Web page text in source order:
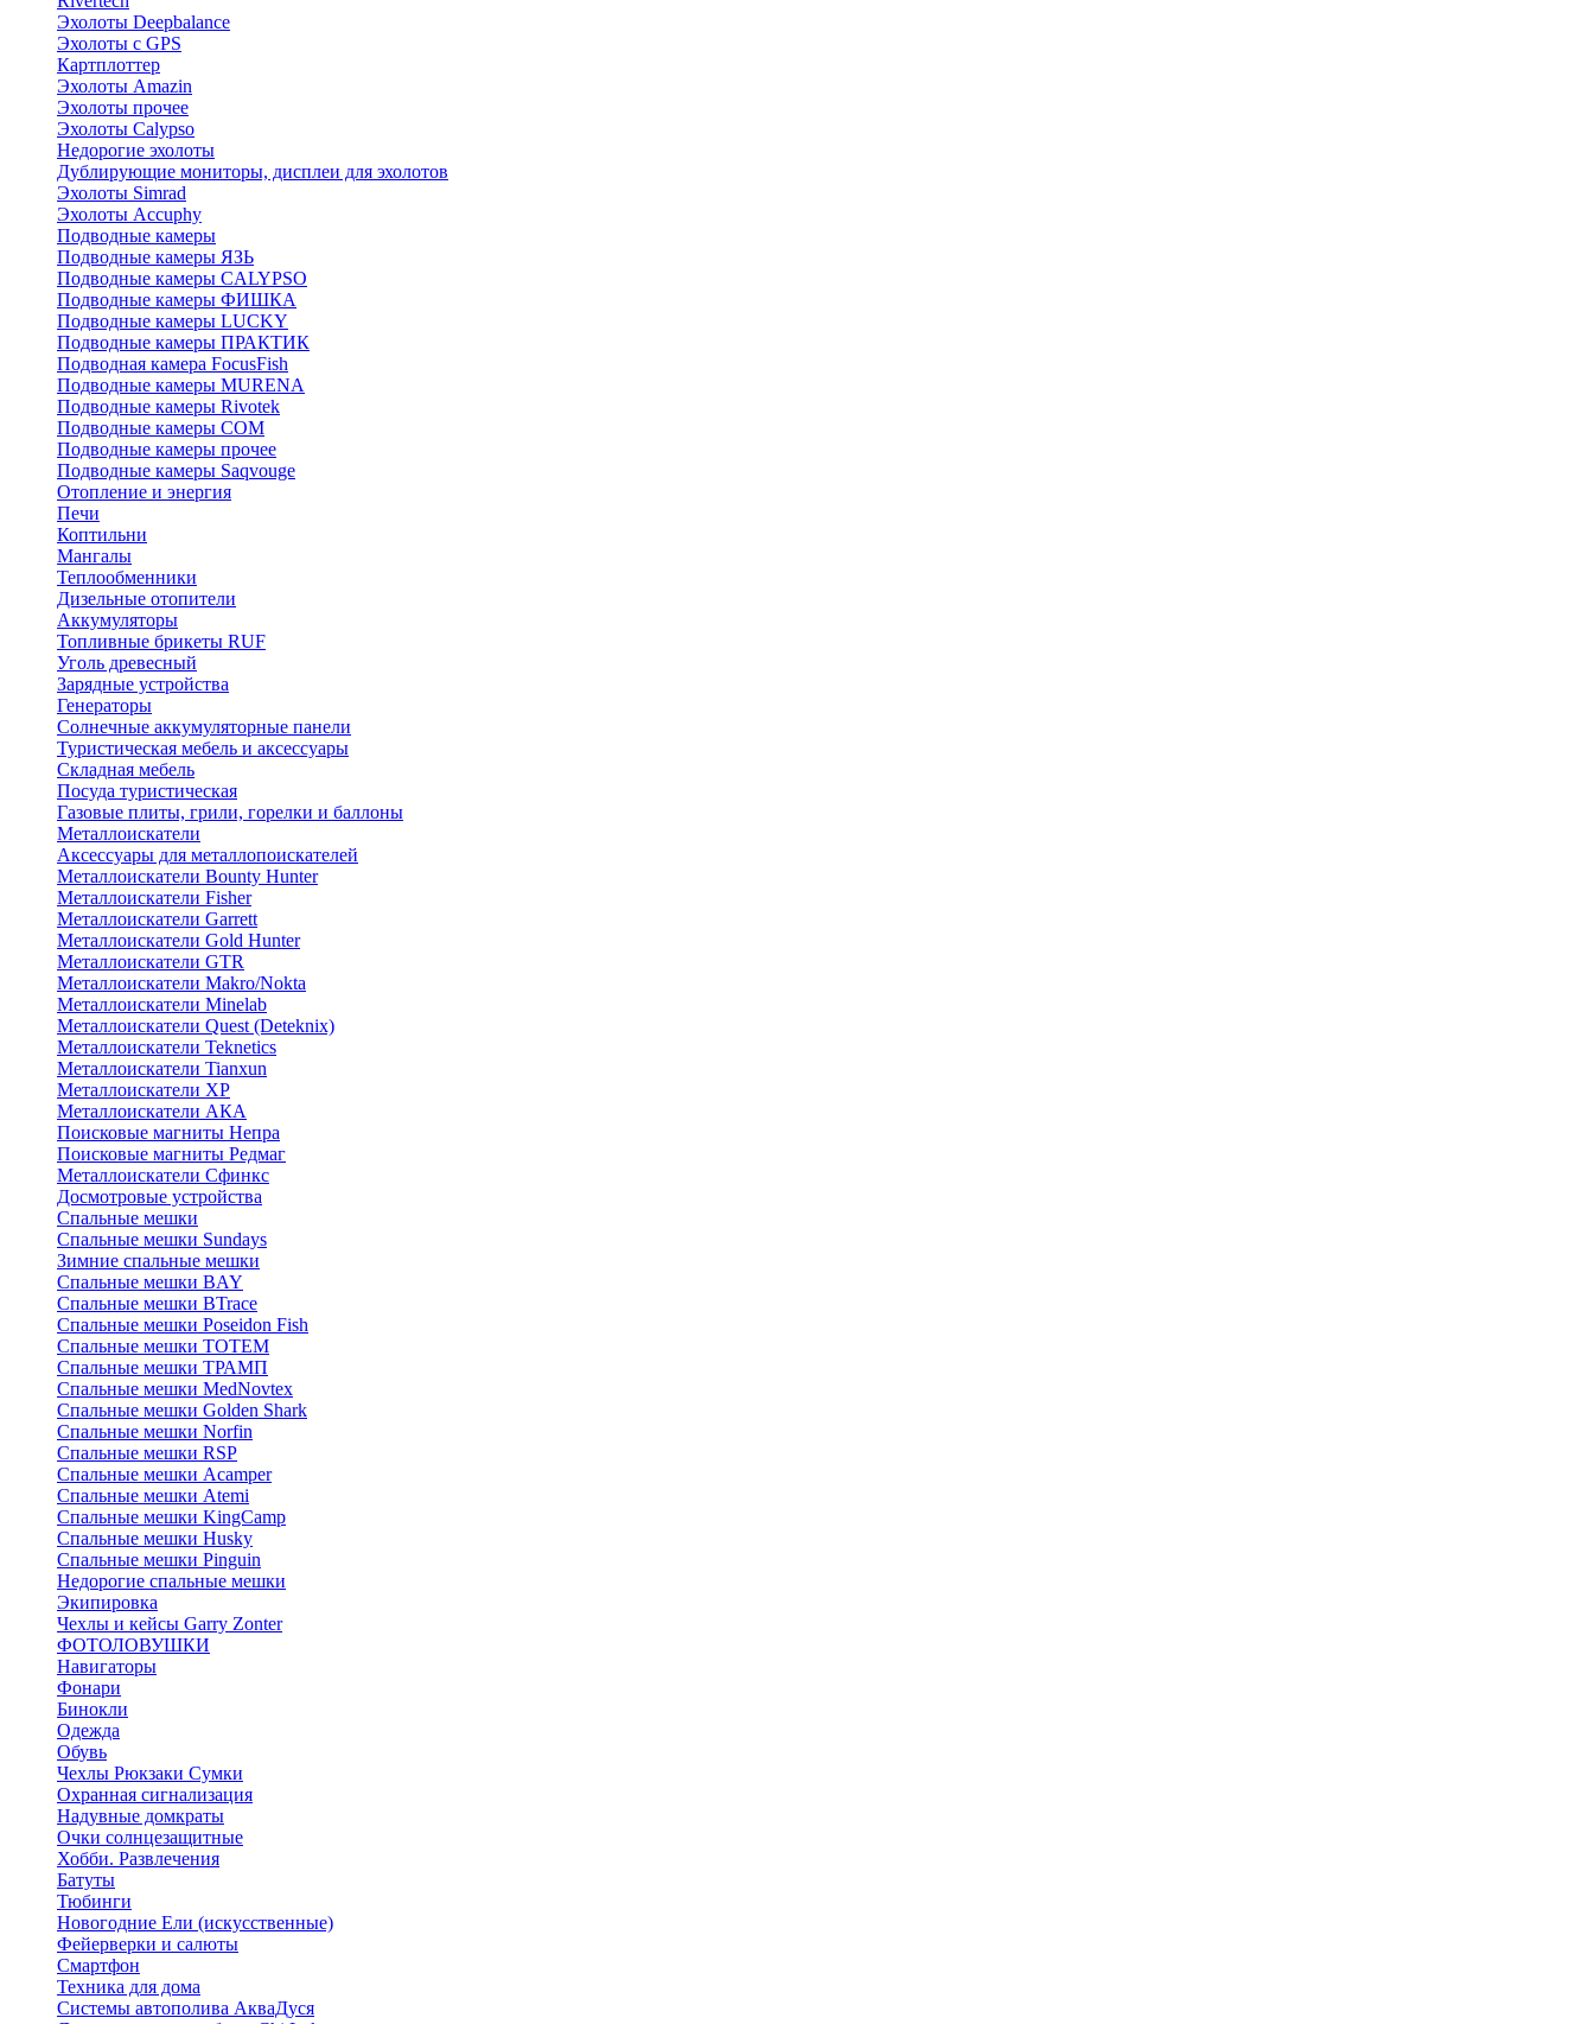
Эхолоты Deepbalance
Эхолоты с GPS
Картплоттер
Эхолоты Amazin
Эхолоты прочее
Эхолоты Calypso
Недорогие эхолоты
Дублирующие мониторы, дисплеи для эхолотов
Эхолоты Simrad
Эхолоты Accuphy
Подводные камеры
Подводные камеры ЯЗЬ
Подводные камеры CALYPSO
Подводные камеры ФИШКА
Подводные камеры LUCKY
Подводные камеры ПРАКТИК
Подводная камера FocusFish
Подводные камеры MURENA
Подводные камеры Rivotek
Подводные камеры СОМ
Подводные камеры прочее
Подводные камеры Saqvouge
Отопление и энергия
Печи
Коптильни
Мангалы
Теплообменники
Дизельные отопители
Аккумуляторы
Топливные брикеты RUF
Уголь древесный
Зарядные устройства
Генераторы
Солнечные аккумуляторные панели
Туристическая мебель и аксессуары
Складная мебель
Посуда туристическая
Газовые плиты, грили, горелки и баллоны
Металлоискатели
Аксессуары для металлопоискателей
Металлоискатели Bounty Hunter
Металлоискатели Fisher
Металлоискатели Garrett
Металлоискатели Gold Hunter
Металлоискатели GTR
Металлоискатели Makro/Nokta
Металлоискатели Minelab
Металлоискатели Quest (Deteknix)
Металлоискатели Teknetics
Металлоискатели Tianxun
Металлоискатели XP
Металлоискатели АКА
Поисковые магниты Непра
Поисковые магниты Редмаг
Металлоискатели Сфинкс
Досмотровые устройства
Спальные мешки
Спальные мешки Sundays
Зимние спальные мешки
Спальные мешки BAY
Спальные мешки BTrace
Спальные мешки Poseidon Fish
Спальные мешки ТОТЕМ
Спальные мешки ТРАМП
Cпальные мешки MedNovtex
Спальные мешки Golden Shark
Спальные мешки Norfin
Спальные мешки RSP
Спальные мешки Acamper
Спальные мешки Atemi
Спальные мешки KingCamp
Спальные мешки Husky
Спальные мешки Pinguin
Недорогие спальные мешки
Экипировка
Чехлы и кейсы Garry Zonter
ФОТОЛОВУШКИ
Навигаторы
Фонари
Бинокли
Одежда
Обувь
Чехлы Рюкзаки Сумки
Охранная сигнализация
Надувные домкраты
Очки солнцезащитные
Хобби. Развлечения
Батуты
Тюбинги
Новогодние Ели (искусственные)
Фейерверки и салюты
Смартфон
Техника для дома
Системы автополива АкваДуся